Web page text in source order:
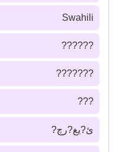
Swahili
??????
???????
???
ئ?يغ?رچ?